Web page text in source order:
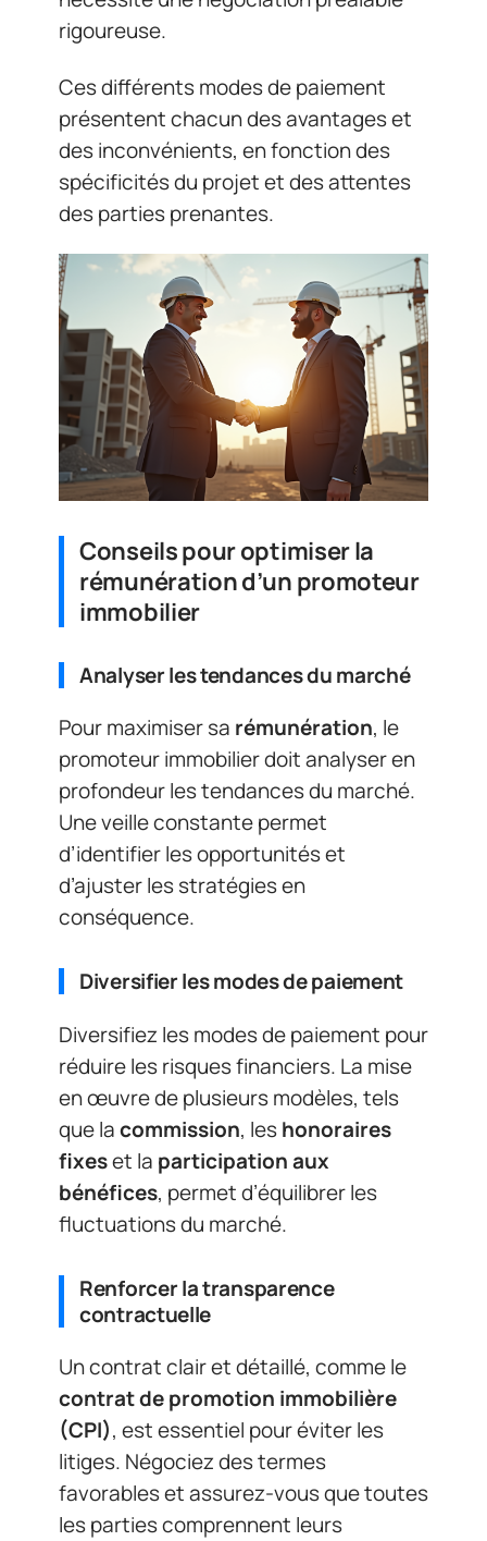
rigoureuse.
Ces différents modes de paiement
présentent chacun des avantages et
des inconvénients, en fonction des
spécificités du projet et des attentes
des parties prenantes.
Conseils pour optimiser la
rémunération d’un promoteur
immobilier
Analyser les tendances du marché
Pour maximiser sa rémunération, le
promoteur immobilier doit analyser en
profondeur les tendances du marché.
Une veille constante permet
d’identifier les opportunités et
d’ajuster les stratégies en
conséquence.
Diversifier les modes de paiement
Diversifiez les modes de paiement pour
réduire les risques financiers. La mise
en œuvre de plusieurs modèles, tels
que lacommission, leshonoraires
fixeset la participation aux
bénéfices, permet d’équilibrer les
fluctuations du marché.
Renforcer la transparence
contractuelle
Un contrat clair et détaillé, comme le
contrat de promotion immobilière
(CPI), est essentiel pour éviter les
litiges. Négociez des termes
favorables et assurez-vous que toutes
les parties comprennent leurs